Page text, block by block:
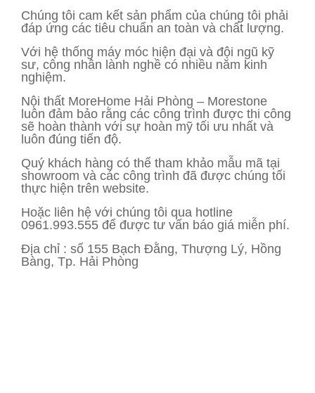
Chúng tôi cam kết sản phẩm của chúng tôi phải
đáp ứng các tiêu chuẩn an toàn và chất lượng.
Với hệ thống máy móc hiện đại và đội ngũ kỹ
sư, công nhân lành nghề có nhiều năm kinh
nghiệm.
Nội thất MoreHome Hải Phòng – Morestone
luôn đảm bảo rằng các công trình được thi công
sẽ hoàn thành với sự hoàn mỹ tối ưu nhất và
luôn đúng tiến độ.
Quý khách hàng có thể tham khảo mẫu mã tại
showroom và các công trình đã được chúng tối
thực hiện trên website.
Hoặc liên hệ với chúng tôi qua hotline
0961.993.555 để được tư vấn báo giá miễn phí.
Địa chỉ : số 155 Bạch Đằng, Thượng Lý, Hồng
Bàng, Tp. Hải Phòng